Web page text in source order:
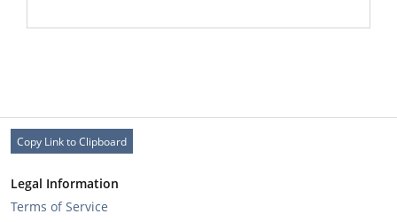
Copy Link to Clipboard
Legal Information
Terms of Service